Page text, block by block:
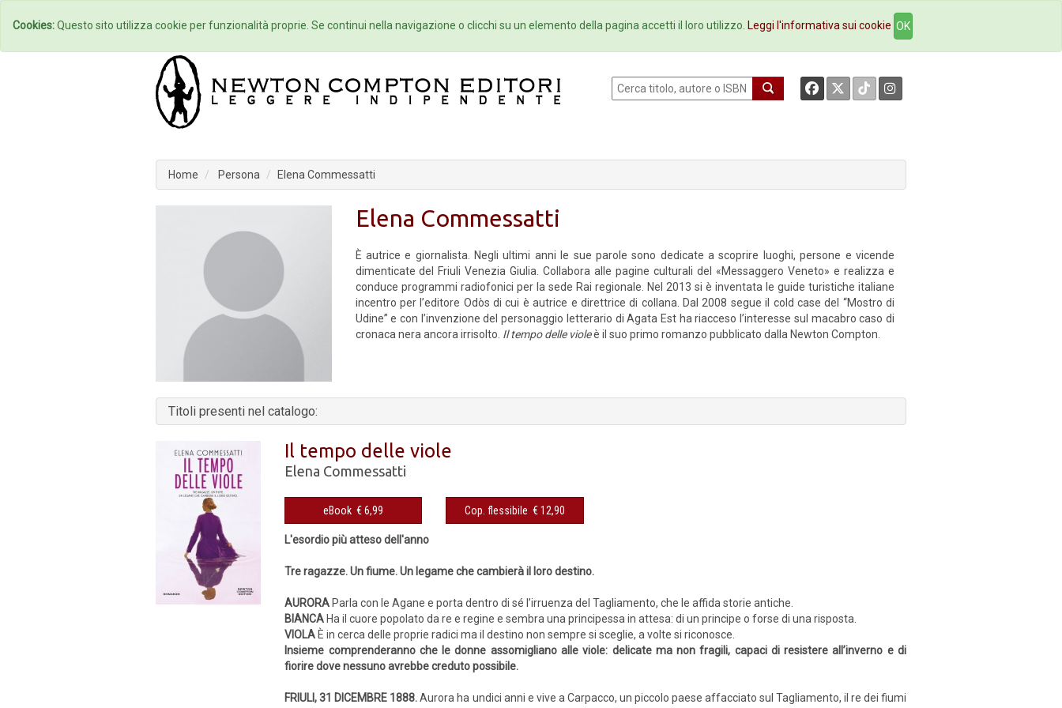
Home Autori Eventi Collane Newsletter Ebookstore Contatti
Home Persona Elena Commessatti
Elena Commessatti
È autrice e giornalista. Negli ultimi anni le sue parole sono dedicate a scoprire luoghi, persone e vicende
dimenticate del Friuli Venezia Giulia. Collabora alle pagine culturali del «Messaggero Veneto» e realizza e
conduce programmi radiofonici per la sede Rai regionale. Nel 2013 si è inventata le guide turistiche italiane
incentro per l’editore Odòs di cui è autrice e direttrice di collana. Dal 2008 segue il cold case del “Mostro di
Udine” e con l’invenzione del personaggio letterario di Agata Est ha riacceso l’interesse sul macabro caso di
cronaca nera ancora irrisolto. Il tempo delle violeè il suo primo romanzo pubblicato dalla Newton Compton.
Titoli presenti nel catalogo:
Il tempo delle viole
Elena Commessatti
eBook € 6,99 Cop. flessibile € 12,90
L'esordio più atteso dell'anno
Tre ragazze. Un fiume. Un legame che cambierà il loro destino.
AURORAParla con le Agane e porta dentro di sé l’irruenza del Tagliamento, che le affida storie antiche.
BIANCAHa il cuore popolato da re e regine e sembra una principessa in attesa: di un principe o forse di una risposta.
VIOLAÈ in cerca delle proprie radici ma il destino non sempre si sceglie, a volte si riconosce.
Insieme comprenderanno che le donne assomigliano alle viole: delicate ma non fragili, capaci di resistere all’inverno e di
fiorire dove nessuno avrebbe creduto possibile.
FRIULI, 31 DICEMBRE 1888.Aurora ha undici anni e vive a Carpacco, un piccolo paese affacciato sul Tagliamento, il re dei fiumi
Cookies:Questo sito utilizza cookie per funzionalità proprie. Se continui nella navigazione o clicchi su un elemento della pagina accetti il loro utilizzo. Leggi l'informativa sui cookie OK